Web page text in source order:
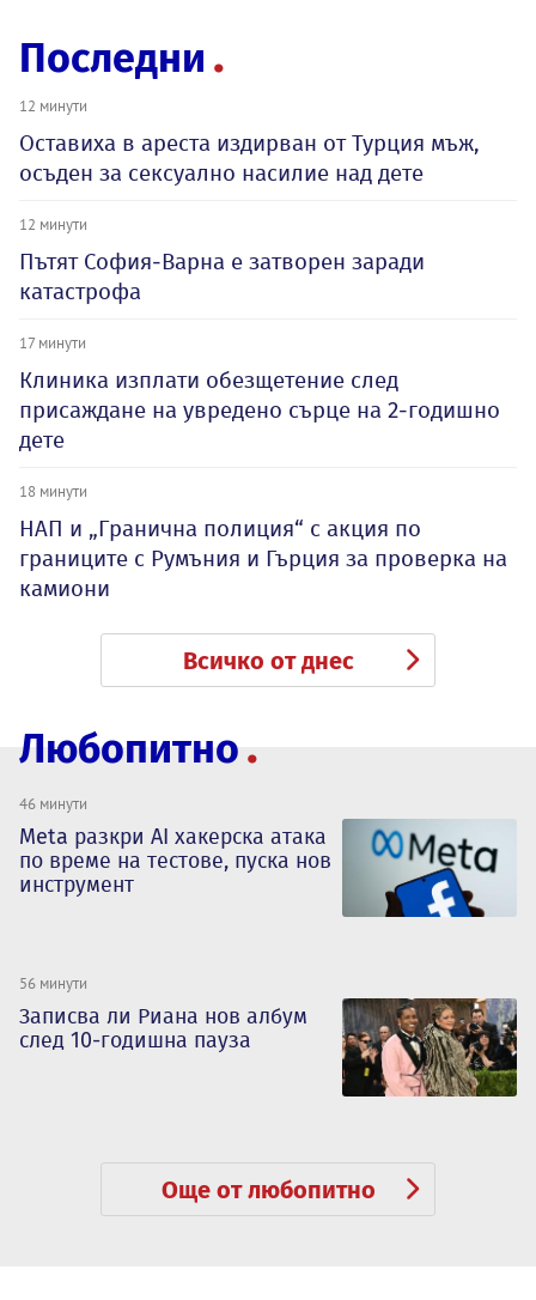
Последни
12 минути
Оставиха в ареста издирван от Турция мъж,
осъден за сексуално насилие над дете
12 минути
Пътят София-Варна е затворен заради
катастрофа
17 минути
Клиника изплати обезщетение след
присаждане на увредено сърце на 2-годишно
дете
18 минути
НАП и „Гранична полиция“ с акция по
границите с Румъния и Гърция за проверка на
камиони
Всичко от днес
Любопитно
46 минути
Meta разкри AI хакерска атака
по време на тестове, пуска нов
инструмент
56 минути
Записва ли Риана нов албум
след 10-годишна пауза
Още от любопитно